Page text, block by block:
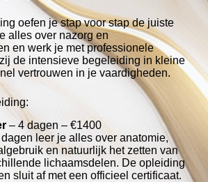
oefen je stap voor stap de juiste
alles over nazorg en
en werk je met professionele
de intensieve begeleiding in kleine
vertrouwen in je vaardigheden.
– 4 dagen – €1400
leer je alles over anatomie,
en natuurlijk het zetten van
lichaamsdelen. De opleiding
sluit af met een officieel certificaat.